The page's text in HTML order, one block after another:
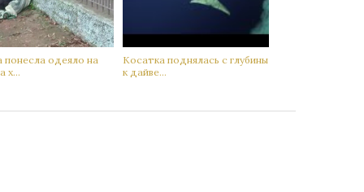
понесла одеяло на
х...
Кoсатка поднялась с глубины
к дaйве...